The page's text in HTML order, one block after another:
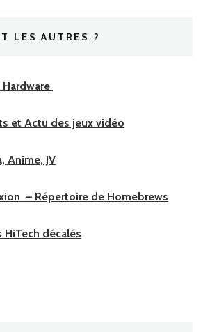
LES AUTRES ?
Hardware
et Actu des jeux vidéo
Anime, JV
– Répertoire de Homebrews
décalés